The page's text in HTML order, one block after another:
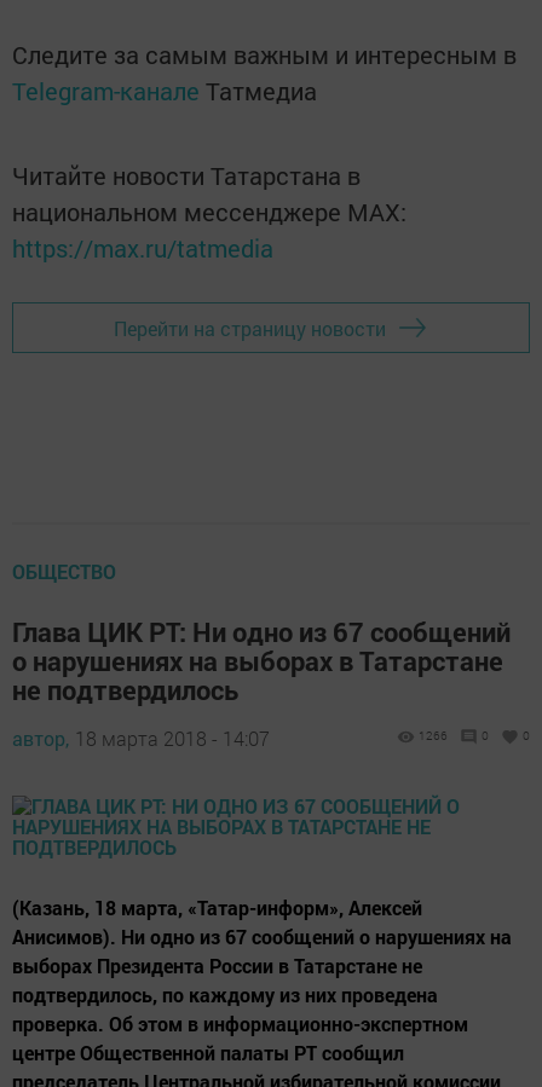
Следите за самым важным и интересным в
Telegram-канале Татмедиа
Читайте новости Татарстана в
национальном мессенджере MАХ:
https://max.ru/tatmedia
Перейти на страницу новости
ОБЩЕСТВО
Глава ЦИК РТ: Ни одно из 67 сообщений
о нарушениях на выборах в Татарстане
не подтвердилось
автор, 18 марта 2018 - 14:07 1266 0 0
(Казань, 18 марта, «Татар-информ», Алексей
Анисимов). Ни одно из 67 сообщений о нарушениях на
выборах Президента России в Татарстане не
подтвердилось, по каждому из них проведена
проверка. Об этом в информационно-экспертном
центре Общественной палаты РТ сообщил